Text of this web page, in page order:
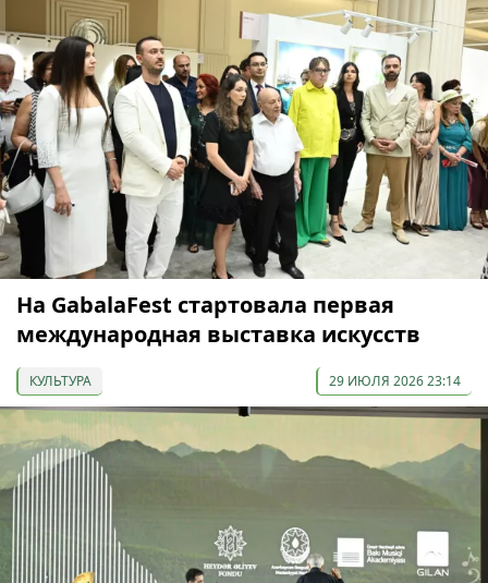
На GabalaFest стартовала первая
международная выставка искусств
КУЛЬТУРА 29 ИЮЛЯ 2026 23:14